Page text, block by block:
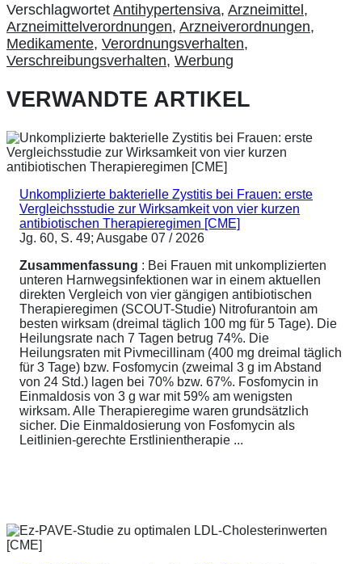
Verschlagwortet Antihypertensiva, Arzneimittel,
Arzneimittelverordnungen, Arzneiverordnungen,
Medikamente, Verordnungsverhalten,
Verschreibungsverhalten, Werbung
VERWANDTE ARTIKEL
Unkomplizierte bakterielle Zystitis bei Frauen: erste
Vergleichsstudie zur Wirksamkeit von vier kurzen
antibiotischen Therapieregimen [CME]
Jg. 60, S. 49; Ausgabe 07 / 2026
Zusammenfassung : Bei Frauen mit unkomplizierten
unteren Harnwegsinfektionen war in einem aktuellen
direkten Vergleich von vier gängigen antibiotischen
Therapieregimen (SCOUT-Studie) Nitrofurantoin am
besten wirksam (dreimal täglich 100 mg für 5 Tage). Die
Heilungsrate nach 7 Tagen betrug 74%. Die
Heilungsraten mit Pivmecillinam (400 mg dreimal täglich
für 3 Tage) bzw. Fosfomycin (zweimal 3 g im Abstand
von 24 Std.) lagen bei 70% bzw. 67%. Fosfomycin in
Einmaldosis von 3 g war mit 59% am wenigsten
wirksam. Alle Therapieregime waren grundsätzlich
sicher. Die Einmaldosierung von Fosfomycin als
Leitlinien-gerechte Erstlinientherapie ...